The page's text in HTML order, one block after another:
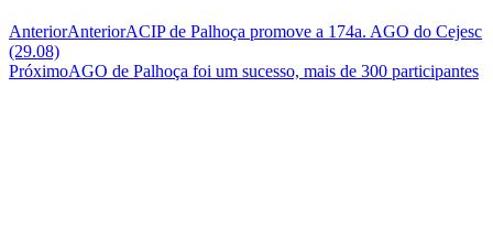
AnteriorAnteriorACIP de Palhoça promove a 174a. AGO do Cejesc
(29.08)
PróximoAGO de Palhoça foi um sucesso, mais de 300 participantes